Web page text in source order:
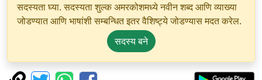
सदस्यता घ्या. सदस्यता शुल्क अमरकोशमध्ये नवीन शब्द आणि व्याख्या
जोडण्यात आणि भाषांशी सम्बन्धित इतर वैशिष्ट्ये जोडण्यास मदत करेल.
सदस्य बने